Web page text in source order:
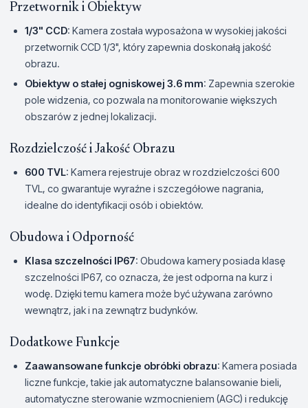
Przetwornik i Obiektyw
1/3" CCD: Kamera została wyposażona w wysokiej jakości
przetwornik CCD 1/3", który zapewnia doskonałą jakość
obrazu.
Obiektyw o stałej ogniskowej 3.6 mm: Zapewnia szerokie
pole widzenia, co pozwala na monitorowanie większych
obszarów z jednej lokalizacji.
Rozdzielczość i Jakość Obrazu
600 TVL: Kamera rejestruje obraz w rozdzielczości 600
TVL, co gwarantuje wyraźne i szczegółowe nagrania,
idealne do identyfikacji osób i obiektów.
Obudowa i Odporność
Klasa szczelności IP67: Obudowa kamery posiada klasę
szczelności IP67, co oznacza, że jest odporna na kurz i
wodę. Dzięki temu kamera może być używana zarówno
wewnątrz, jak i na zewnątrz budynków.
Dodatkowe Funkcje
Zaawansowane funkcje obróbki obrazu: Kamera posiada
liczne funkcje, takie jak automatyczne balansowanie bieli,
automatyczne sterowanie wzmocnieniem (AGC) i redukcję